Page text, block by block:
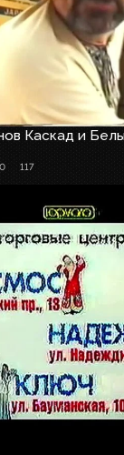
Каскад и
117